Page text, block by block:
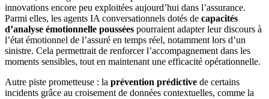
innovations encore peu exploitées aujourd’hui dans l’assurance.
Parmi elles, les agents IA conversationnels dotés de capacités
d’analyse émotionnelle poussées pourraient adapter leur discours à
l’état émotionnel de l’assuré en temps réel, notamment lors d’un
sinistre. Cela permettrait de renforcer l’accompagnement dans les
moments sensibles, tout en maintenant une efficacité opérationnelle.
Autre piste prometteuse : la prévention prédictive de certains
incidents grâce au croisement de données contextuelles, comme la